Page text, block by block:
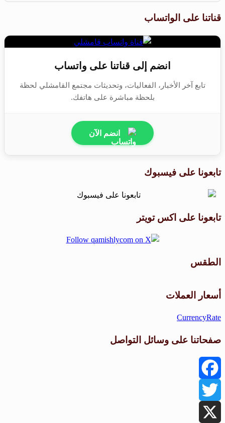
قناتنا على الواتساب
انضم إلى قناتنا على واتساب
تابع آخر الأخبار، الفعاليات، وتحديثات مجتمع القامشلي لحظة
بلحظة مباشرة على هاتفك.
انضم الآن
تابعونا على فيسبوك
تابعونا على اكس تويتر
الطقس
أسعار العملات
CurrencyRate
صفحاتنا على وسائل التواصل
Facebook
Twitter